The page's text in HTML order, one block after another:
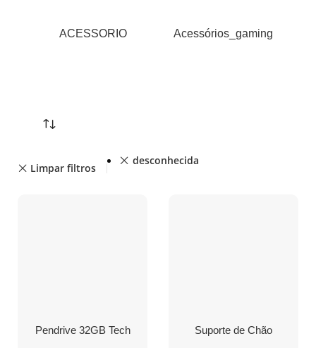
ACESSORIO Acessórios_gaming
Limpar filtros
desconhecida
Pendrive 32GB Tech
Suporte de Chão